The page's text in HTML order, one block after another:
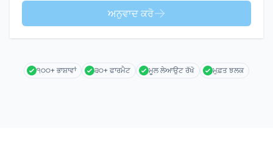
ਅਨੁਵਾਦ ਕਰੋ
੧੦੦+ ਭਾਸ਼ਾਵਾਂ ੩੦+ ਫਾਰਮੈਟ ਮੂਲ ਲੇਆਉਟ ਰੱਖੋ ਮੁਫ਼ਤ ਝਲਕ